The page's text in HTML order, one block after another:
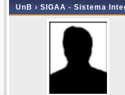
UnB › SIGAA - Sistema